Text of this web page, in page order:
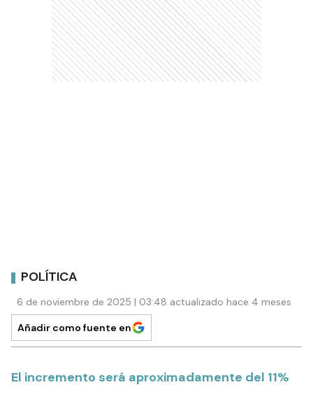
POLÍTICA
6 de noviembre de 2025 | 03:48 actualizado hace 4 meses
Añadir como fuente en
El incremento será aproximadamente del 11%